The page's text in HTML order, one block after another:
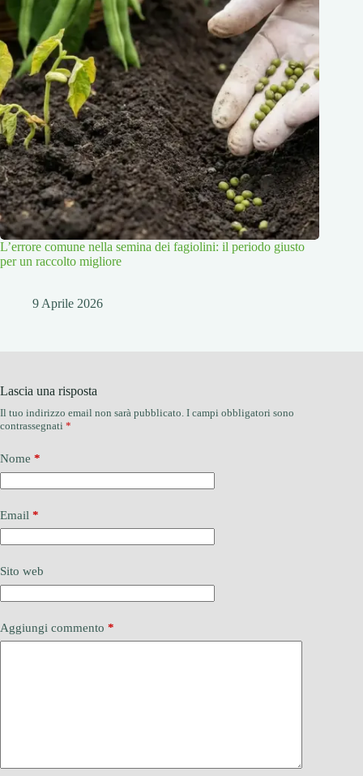
L’errore comune nella semina dei fagiolini: il periodo giusto
per un raccolto migliore
9 Aprile 2026
Lascia una risposta
Il tuo indirizzo email non sarà pubblicato. I campi obbligatori sono
contrassegnati *
Nome *
Email *
Sito web
Aggiungi commento *